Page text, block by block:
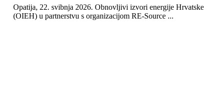
Opatija, 22. svibnja 2026. Obnovljivi izvori energije Hrvatske
(OIEH) u partnerstvu s organizacijom RE-Source ...